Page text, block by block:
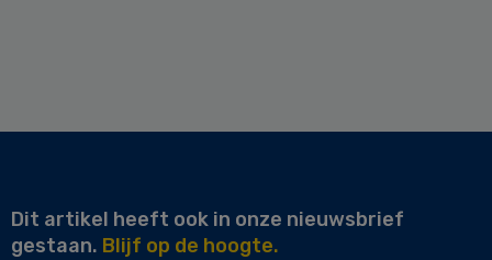
Dit artikel heeft ook in onze nieuwsbrief
gestaan. Blijf op de hoogte.